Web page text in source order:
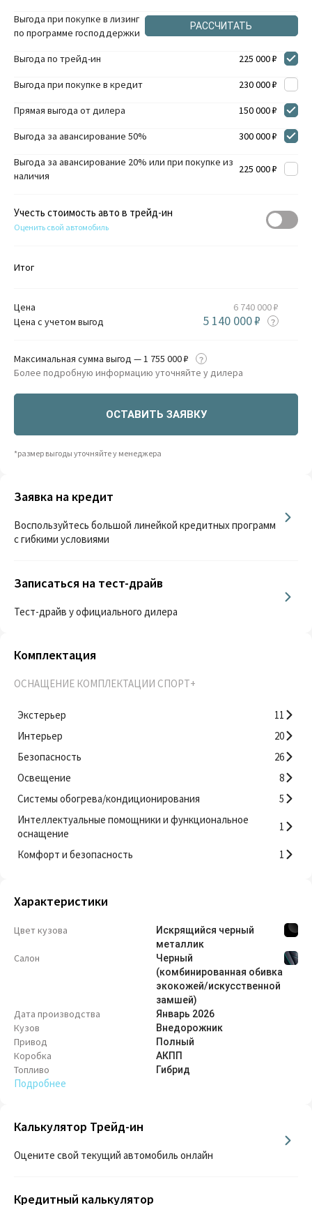
Выгода при покупке в лизинг
по программе господдержки
РАССЧИТАТЬ
Выгода по трейд-ин 225 000 ₽
Выгода при покупке в кредит 230 000 ₽
Прямая выгода от дилера 150 000 ₽
Выгода за авансирование 50% 300 000 ₽
Выгода за авансирование 20% или при покупке из
наличия
225 000 ₽
Учесть стоимость авто в трейд-ин
Оценить свой автомобиль
Итог
Цена
6 740 000 ₽
Цена с учетом выгод
5 140 000 ₽
Максимальная сумма выгод — 1 755 000 ₽
Более подробную информацию уточняйте у дилера
ОСТАВИТЬ ЗАЯВКУ
*размер выгоды уточняйте у менеджера
Заявка на кредит
Воспользуйтесь большой линейкой кредитных программ
с гибкими условиями
Записаться на тест-драйв
Тест-драйв у официального дилера
Комплектация
ОСНАЩЕНИЕ КОМПЛЕКТАЦИИ СПОРТ+
Экстерьер
11
Интерьер
20
Безопасность
26
Освещение
8
Системы обогрева/кондиционирования
5
Интеллектуальные помощники и функциональное
оснащение
1
Комфорт и безопасность 1
Характеристики
Цвет кузова
Искрящийся черный
металлик
Салон
Черный
(комбинированная обивка
экокожей/искусственной
замшей)
Дата производства Январь 2026
Кузов Внедорож­ник
Привод Полный
Коробка АКПП
Топливо Гибрид
Подробнее
Калькулятор Трейд-ин
Оцените свой текущий автомобиль онлайн
Кредитный калькулятор